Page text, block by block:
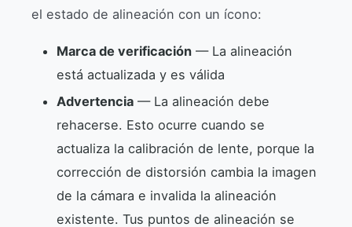
el estado de alineación con un ícono:
Marca de verificación — La alineación
está actualizada y es válida
Advertencia — La alineación debe
rehacerse. Esto ocurre cuando se
actualiza la calibración de lente, porque la
corrección de distorsión cambia la imagen
de la cámara e invalida la alineación
existente. Tus puntos de alineación se